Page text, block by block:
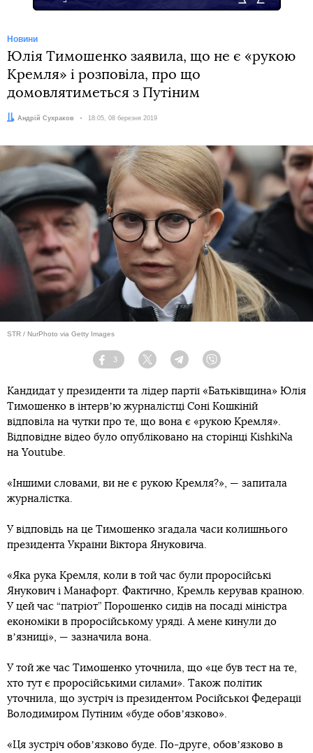
Новини
Юлія Тимошенко заявила, що не є «рукою
Кремля» і розповіла, про що
домовлятиметься з Путіним
Автор:
Андрій Сухраков Дата:
18:05, 08 березня 2019
STR / NurPhoto via Getty Images
Facebook
3
Twitter TelegramViber
Кандидат у президенти та лідер партії «Батьківщина» Юлія
Тимошенко в інтервʼю журналістці Соні Кошкіній
відповіла на чутки про те, що вона є «рукою Кремля».
Відповідне відео було опубліковано на сторінці KishkiNa
на Youtube.
«Іншими словами, ви не є рукою Кремля?», — запитала
журналістка.
У відповідь на це Тимошенко згадала часи колишнього
президента України Віктора Януковича.
«Яка рука Кремля, коли в той час були проросійські
Янукович і Манафорт. Фактично, Кремль керував країною.
У цей час “патріот” Порошенко сидів на посаді міністра
економіки в проросійському уряді. А мене кинули до
вʼязниці», — зазначила вона.
У той же час Тимошенко уточнила, що «це був тест на те,
хто тут є проросійськими силами». Також політик
уточнила, що зустріч із президентом Російської Федерації
Володимиром Путіним «буде обовʼязково».
«Ця зустріч обовʼязково буде. По-друге, обовʼязково в